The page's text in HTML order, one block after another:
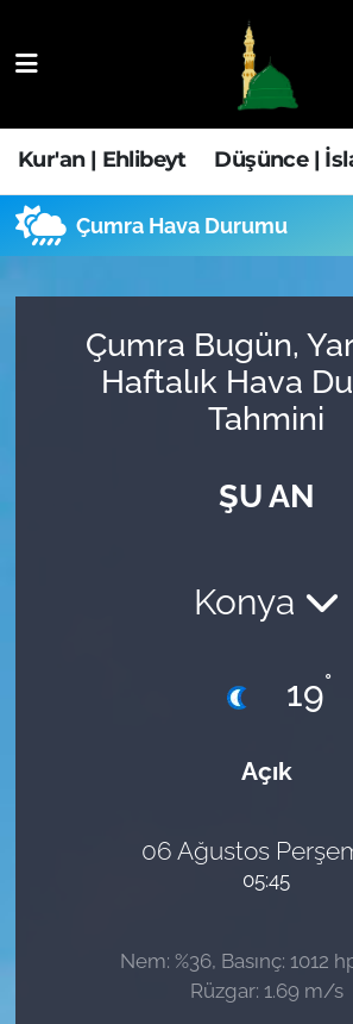
Kur'an | Ehlibeyt Düşünce |
Çumra Hava Durumu
Çumra Bugün,
Haftalık Hava
Tahmini
ŞU AN
Konya
19°
Açık
06 Ağustos
05:45
Nem: %36, Basınç: 1012
Rüzgar: 1.69 m/s
Düşünce | İslamî Araştırmalar
Ehla-Der Haber
Fıkıh | Ahkam
Hava Durumu
Trafik Durumu
Tüm Manşetler
Son Dakika Haberleri